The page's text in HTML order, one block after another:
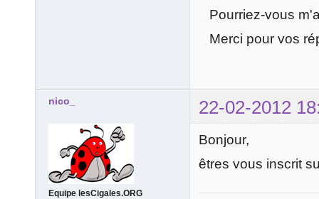
Pourriez-vous
Merci pour vos
nico_ 22-02-2012
Equipe lesCigales.ORG
Bonjour,
êtres vous inscrit